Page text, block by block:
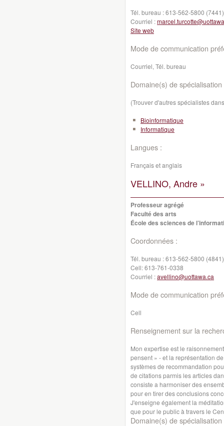
Tél. bureau :613-562-5800 (7441)
Courriel :
Site web
Mode de communication
Courriel, Tél. bureau
Domaine(s) de spécialisation
(Trouver d'autres spécialistes
Bioinformatique
Informatique
Langues :
Français et anglais
VELLINO, Andre »
Professeur agrégé
Faculté des arts
École des sciences de
Coordonnées :
Tél. bureau :613-562-5800 (4841)
Cell:613-761-0338
Courriel :avellino@uottawa.ca
Mode de communication
Cell
Renseignement sur la
Mon expertise est le
pensent » - et la représentation
systèmes de recommandation
de citations parmis les articles
consiste a harmoniser des
pour en tirer des conclusions
J'enseigne également la
que pour le public à travers le
Domaine(s) de spécialisation